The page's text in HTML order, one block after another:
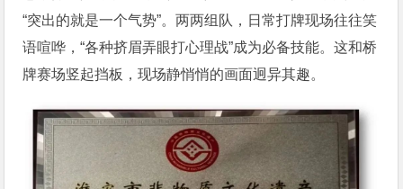
“突出的就是一个气势”。两两组队，日常打牌现场往往笑
语喧哗，“各种挤眉弄眼打心理战”成为必备技能。这和桥
牌赛场竖起挡板，现场静悄悄的画面迥异其趣。